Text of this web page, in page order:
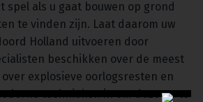
spel als u gaat bouwen op grond
te vinden zijn. Laat daarom uw
Holland uitvoeren door
beschikken over de meest
explosieve oorlogsresten en
technieken in om deze op te